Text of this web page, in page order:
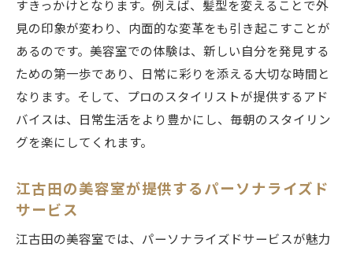
トレンドを押さえたスタイル提案の魅力
江古田の美容室が提案する最新トレンド
トレンドを取り入れたオリジナルスタイル
スタイリストが提供するトレンド情報
トレンドスタイルで自信を持つ
プロスタイリストと創り上げる新しいヘアスタ
イル
プロが提案するあなただけのヘアデザイン
すきっかけとなります。例えば、髪型を変えることで外
見の印象が変わり、内面的な変革をも引き起こすことが
あるのです。美容室での体験は、新しい自分を発見する
ための第一歩であり、日常に彩りを添える大切な時間と
なります。そして、プロのスタイリストが提供するアド
バイスは、日常生活をより豊かにし、毎朝のスタイリン
グを楽にしてくれます。
江古田の美容室が提供するパーソナライズド
サービス
江古田の美容室では、パーソナライズドサービスが魅力